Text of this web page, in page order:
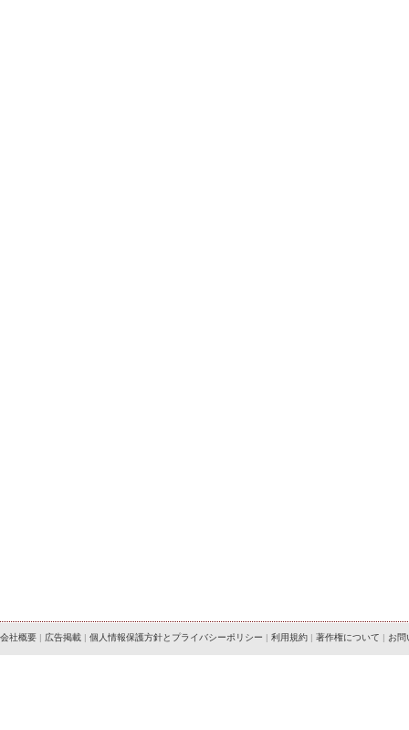
会社概要 | 広告掲載 | 個人情報保護方針とプライバシーポリシー | 利用規約 | 著作権について | お問